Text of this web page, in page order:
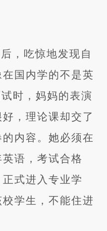
吃惊地发现自
国内学的不是英
时，妈妈的表演
，理论课却交了
内容。她必须在
语，考试合格
式进入专业学
学生，不能住进